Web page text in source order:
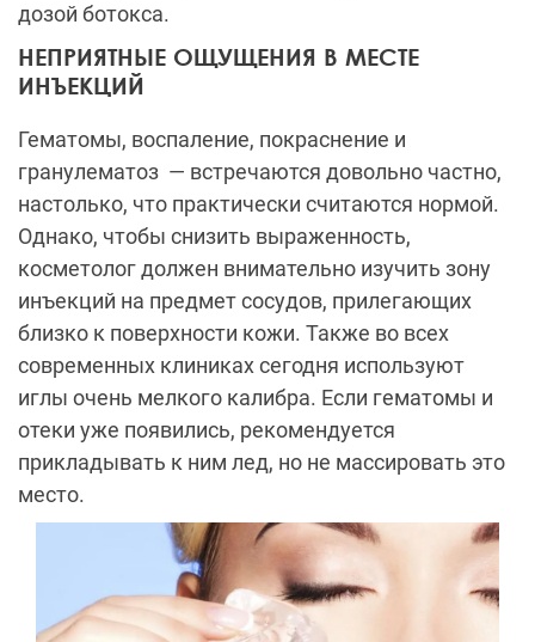
дозой ботокса.
НЕПРИЯТНЫЕ ОЩУЩЕНИЯ В МЕСТЕ
ИНЪЕКЦИЙ
Гематомы, воспаление, покраснение и
гранулематоз — встречаются довольно частно,
настолько, что практически считаются нормой.
Однако, чтобы снизить выраженность,
косметолог должен внимательно изучить зону
инъекций на предмет сосудов, прилегающих
близко к поверхности кожи. Также во всех
современных клиниках сегодня используют
иглы очень мелкого калибра. Если гематомы и
отеки уже появились, рекомендуется
прикладывать к ним лед, но не массировать это
место.